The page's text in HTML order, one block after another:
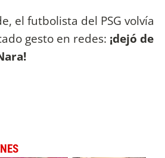
el futbolista del PSG volvía
gesto en redes: ¡dejó de